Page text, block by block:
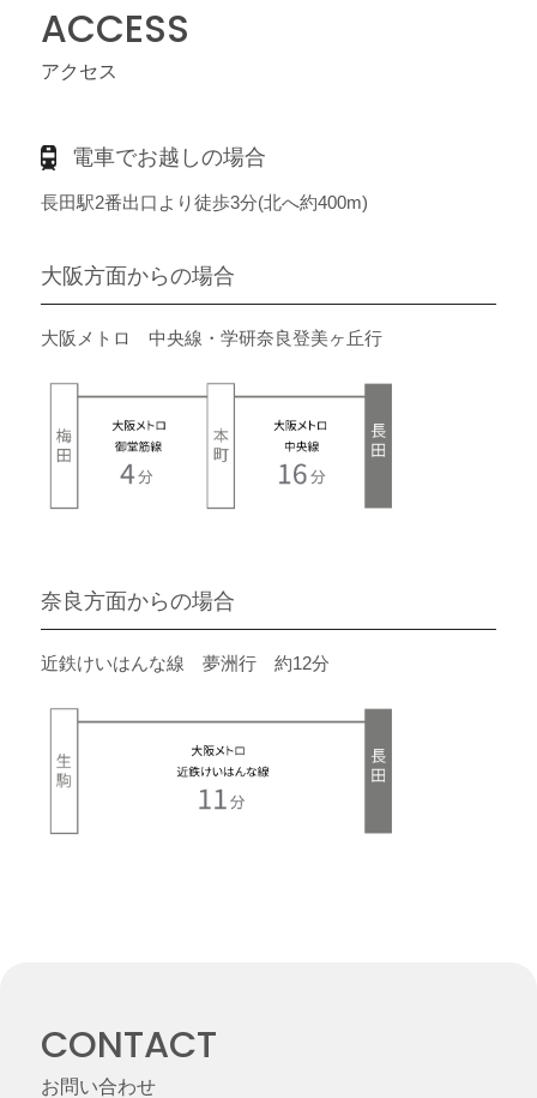
ACCESS
アクセス
電車でお越しの場合
長田駅2番出口より徒歩3分(北へ約400m)
大阪方面からの場合
大阪メトロ 中央線・学研奈良登美ヶ丘行
奈良方面からの場合
近鉄けいはんな線 夢洲行 約12分
CONTACT
お問い合わせ